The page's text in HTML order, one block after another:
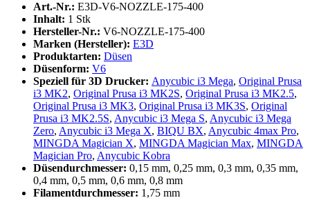
Art.-Nr.: E3D-V6-NOZZLE-175-400
Inhalt: 1 Stk
Hersteller-Nr.: V6-NOZZLE-175-400
Marken (Hersteller): E3D
Produktarten: Düsen
Düsenform: V6
Speziell für 3D Drucker: Anycubic i3 Mega, Original Prusa
i3 MK2, Original Prusa i3 MK2S, Original Prusa i3 MK2.5,
Original Prusa i3 MK3, Original Prusa i3 MK3S, Original
Prusa i3 MK2.5S, Anycubic i3 Mega S, Anycubic i3 Mega
Zero, Anycubic i3 Mega X, BIQU BX, Anycubic 4max Pro,
MINGDA Magician X, MINGDA Magician Max, MINGDA
Magician Pro, Anycubic Kobra
Düsendurchmesser: 0,15 mm, 0,25 mm, 0,3 mm, 0,35 mm,
0,4 mm, 0,5 mm, 0,6 mm, 0,8 mm
Filamentdurchmesser: 1,75 mm